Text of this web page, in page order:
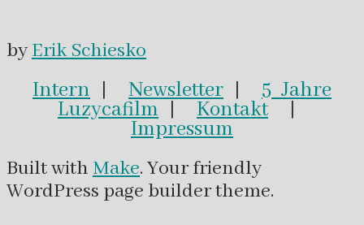
byErik Schiesko
Intern | Newsletter | 5 Jahre
Luzycafilm | Kontakt|
Impressum
Built with Make. Your friendly
WordPress page builder theme.